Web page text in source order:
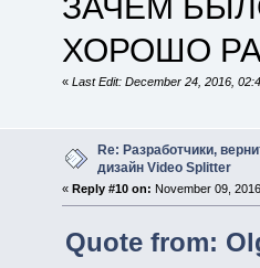
ХОРОШО
« Last Edit: December 24, 2016,
Re: Разработчики,
дизайн Video Splitter
« Reply #10 on: November 09,
Quote from: